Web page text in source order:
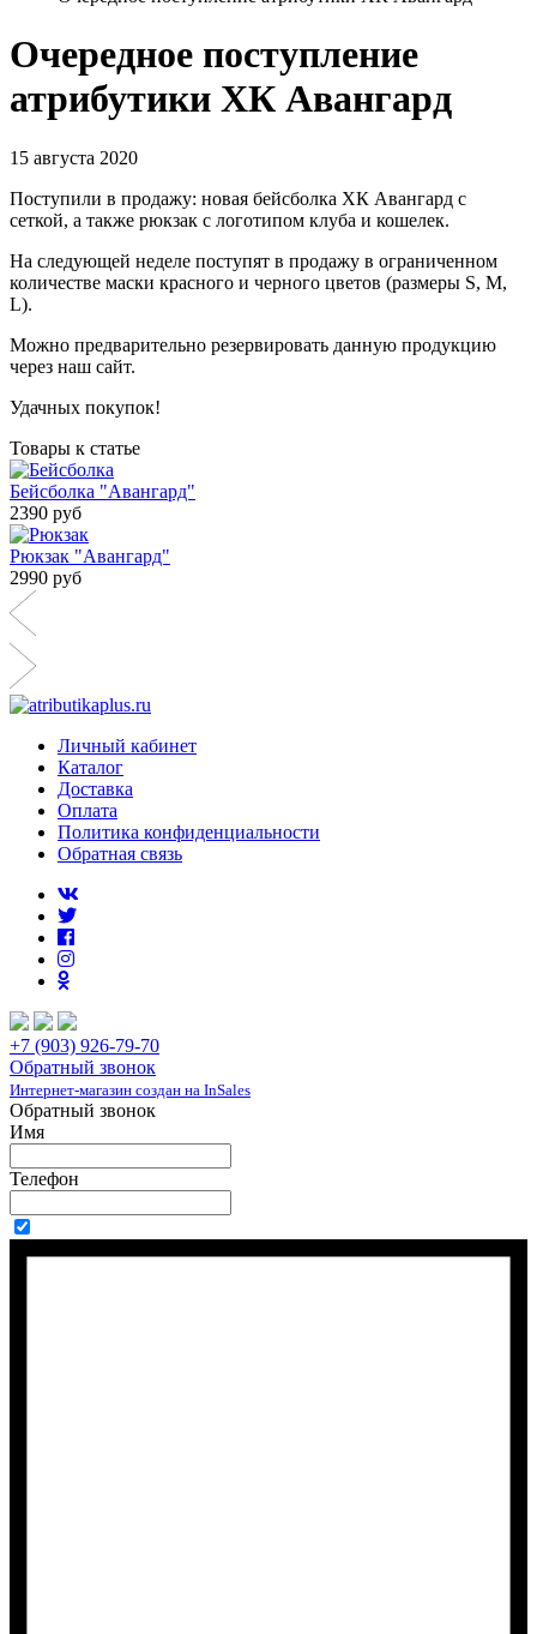
Очередное поступление
атрибутики ХК Авангард
15 августа 2020
Поступили в продажу: новая бейсболка ХК Авангард с
сеткой, а также рюкзак с логотипом клуба и кошелек.
На следующей неделе поступят в продажу в ограниченном
количестве маски красного и черного цветов (размеры S, M,
L).
Можно предварительно резервировать данную продукцию
через наш сайт.
Удачных покупок!
Товары к статье
Бейсболка "Авангард"
2390 руб
Рюкзак "Авангард"
2990 руб
Личный кабинет
Каталог
Доставка
Оплата
Политика конфиденциальности
Обратная связь
+7 (903) 926-79-70
Обратный звонок
Интернет-магазин создан на InSales
Обратный звонок
Имя
Телефон